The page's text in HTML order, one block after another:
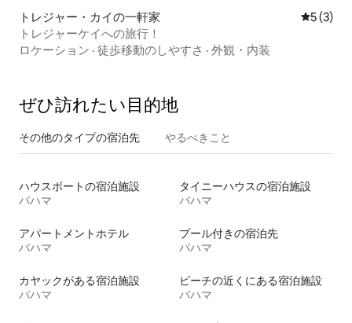
トレジャー・カイの一軒家 レビュー
5 (3)
トレジャーケイへの旅行！
ロケーション · 徒歩移動のしやすさ · 外観・内装
ぜひ訪⁠れ⁠た⁠い目⁠的⁠地
その他のタ⁠イ⁠プ⁠の宿⁠泊⁠先 やるべきこと
ハウスボートの宿泊施設
バハマ
タイニーハウスの宿泊施設
バハマ
アパートメントホテル
バハマ
プール付きの宿泊先
バハマ
カヤックがある宿泊施設
バハマ
ビーチの近くにある宿泊施設
バハマ